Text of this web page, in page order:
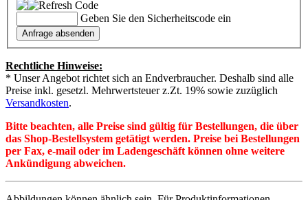
Geben Sie den Sicherheitscode ein
Rechtliche Hinweise:
* Unser Angebot richtet sich an Endverbraucher. Deshalb sind alle
Preise inkl. gesetzl. Mehrwertsteuer z.Zt. 19% sowie zuzüglich
Versandkosten.
Bitte beachten, alle Preise sind gültig für Bestellungen, die über
das Shop-Bestellsystem getätigt werden. Preise bei Bestellungen
per Fax, e-mail oder im Ladengeschäft können ohne weitere
Ankündigung abweichen.